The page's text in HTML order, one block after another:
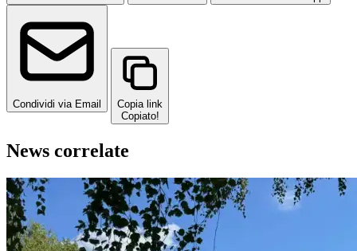
Condividi via Email
Copia link
Copiato!
News correlate